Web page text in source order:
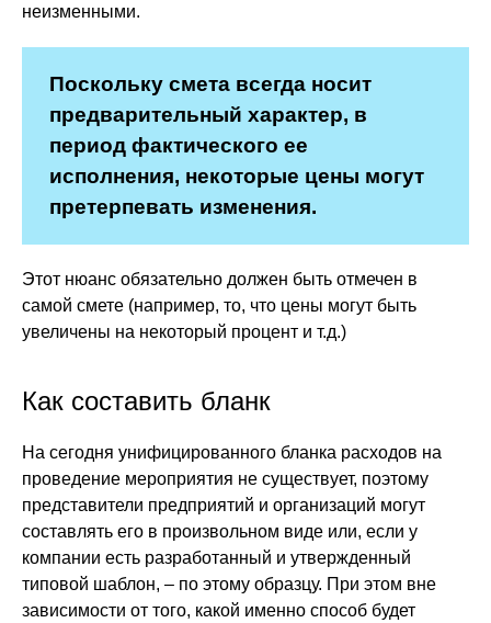
неизменными.
Поскольку смета всегда носит
предварительный характер, в
период фактического ее
исполнения, некоторые цены могут
претерпевать изменения.
Этот нюанс обязательно должен быть отмечен в
самой смете (например, то, что цены могут быть
увеличены на некоторый процент и т.д.)
Как составить бланк
На сегодня унифицированного бланка расходов на
проведение мероприятия не существует, поэтому
представители предприятий и организаций могут
составлять его в произвольном виде или, если у
компании есть разработанный и утвержденный
типовой шаблон, – по этому образцу. При этом вне
зависимости от того, какой именно способ будет